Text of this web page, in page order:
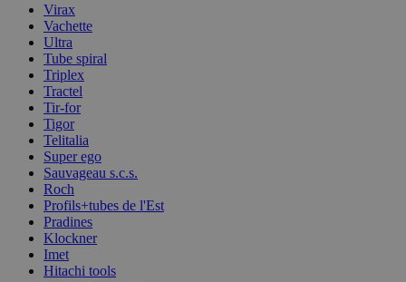
Virax
Vachette
Ultra
Tube spiral
Triplex
Tractel
Tir-for
Tigor
Telitalia
Super ego
Sauvageau s.c.s.
Roch
Profils+tubes de l'Est
Pradines
Klockner
Imet
Hitachi tools